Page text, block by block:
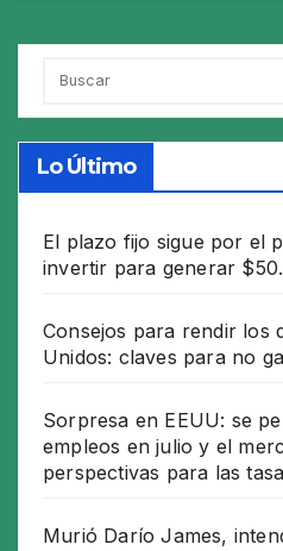
Lo Último
El plazo fijo sigue por el
invertir para generar
Consejos para rendir los
Unidos: claves para no
Sorpresa en EEUU: se
empleos en julio y el
perspectivas para las
Murió Darío James,